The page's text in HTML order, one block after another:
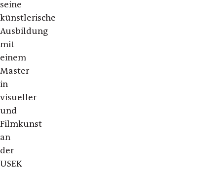
seine
künstlerische
Ausbildung
mit
einem
Master
in
visueller
und
Filmkunst
an
der
USEK